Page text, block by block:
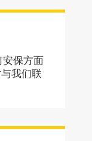
安保方面
我们联